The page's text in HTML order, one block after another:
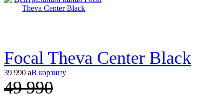
Focal Theva Center Black
39 990 aВ корзину
49 990